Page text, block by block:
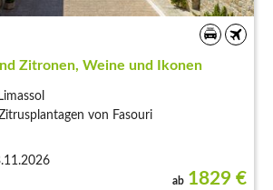
Zitronen, Weine und Ikonen
von Fasouri
ab 1829 €